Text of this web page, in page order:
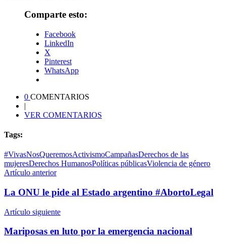
Comparte esto:
Facebook
LinkedIn
X
Pinterest
WhatsApp
0 COMENTARIOS
|
VER COMENTARIOS
Tags:
#VivasNosQueremosActivismoCampañasDerechos de las
mujeresDerechos HumanosPolíticas públicasViolencia de género
Artículo anterior
La ONU le pide al Estado argentino #AbortoLegal
Artículo siguiente
Mariposas en luto por la emergencia nacional